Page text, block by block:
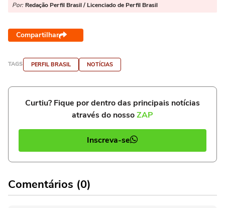
Por: Redação Perfil Brasil / Licenciado de Perfil Brasil
Compartilhar
TAGS PERFIL BRASIL NOTÍCIAS
Curtiu? Fique por dentro das principais notícias
através do nossoZAP
Inscreva-se
Comentários (0)